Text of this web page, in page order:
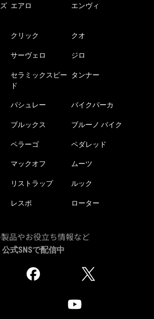
エアロ エンヴィ
クリック クオ
サーヴェロ ジロ
セラミックスピー
ド
タンナー
パシュレー バイクパーカ
ブルックス ブルーノ バイク
ペラーゴ ペダレッド
マックオフ ムーツ
リストラップ ルック
レスポ ローター
品やお役立ち情報など
公式SNSで配信中